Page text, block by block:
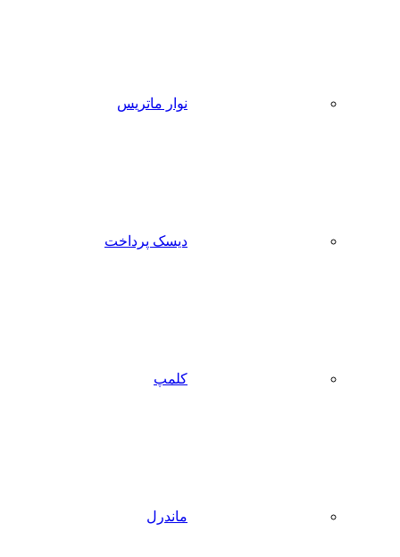
نوار ماتریس
دیسک پرداخت
کلمپ
ماندرل